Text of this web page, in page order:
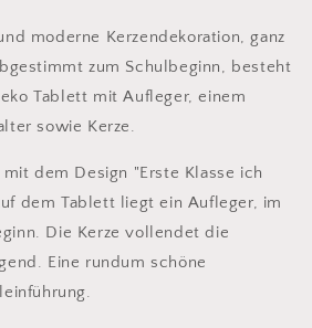
moderne Kerzendekoration, ganz
zum Schulbeginn, besteht
Tablett mit Aufleger, einem
sowie Kerze.
dem Design "Erste Klasse ich
dem Tablett liegt ein Aufleger, im
Die Kerze vollendet die
Eine rundum schöne